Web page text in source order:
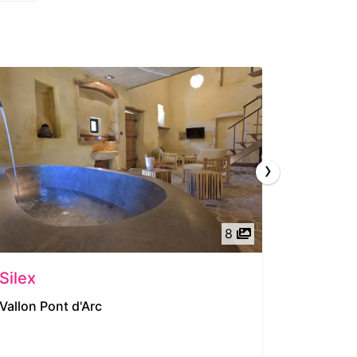
8
Silex
Vallon Pont d'Arc
›